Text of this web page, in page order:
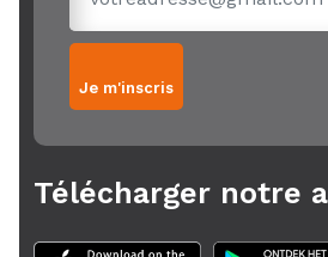
Je m'inscris
Télécharger notre